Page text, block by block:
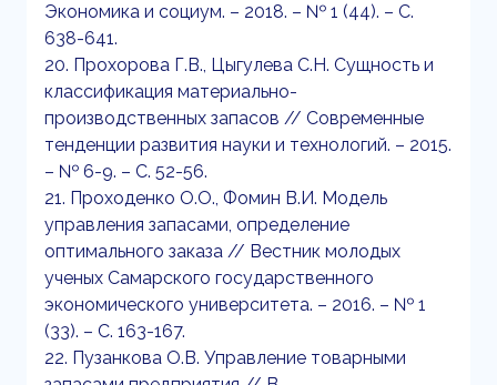
Экономика и социум. – 2018. – № 1 (44). – С.
638-641.
20. Прохорова Г.В., Цыгулева С.Н. Сущность и
классификация материально-
производственных запасов // Современные
тенденции развития науки и технологий. – 2015.
– № 6-9. – С. 52-56.
21. Проходенко О.О., Фомин В.И. Модель
управления запасами, определение
оптимального заказа // Вестник молодых
ученых Самарского государственного
экономического университета. – 2016. – № 1
(33). – С. 163-167.
22. Пузанкова О.В. Управление товарными